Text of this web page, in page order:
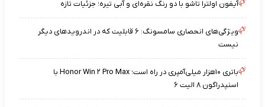
آیفون اولترا تاشو با دو رنگ نقره‌ای و آبی تیره؛ جزئیات تازه
ویژگی‌های انحصاری سامسونگ: ۶ قابلیت که در اندرویدهای دیگر
نیست
باتری ۱۰هزار میلی‌آمپری در راه است؛ Honor Win ۲ Pro Max با
اسنپدراگون ۸ الیت ۶